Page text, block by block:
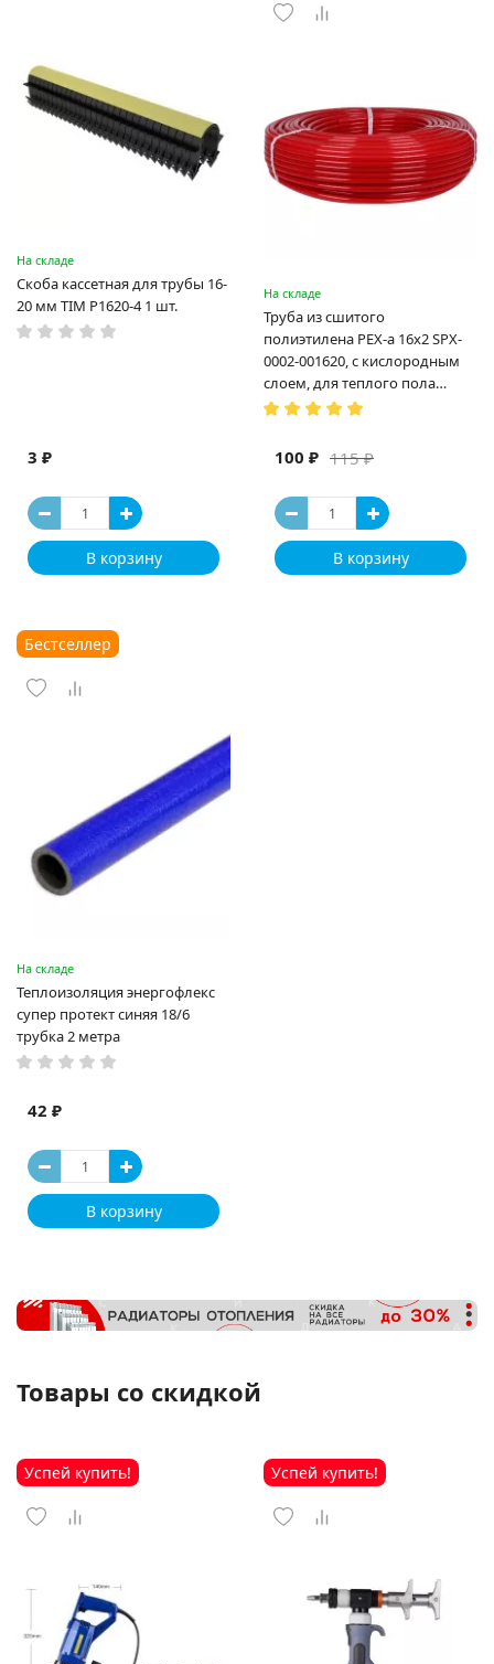
На складе
Скоба кассетная для трубы 16-
20 мм TIM P1620-4 1 шт.
3 ₽
В корзину
На складе
Труба из сшитого
полиэтилена PEX-a 16х2 SPX-
0002-001620, с кислородным
слоем, для теплого пола
(Испания)
115 ₽
100 ₽
В корзину
Бестселлер
На складе
Теплоизоляция энергофлекс
супер протект синяя 18/6
трубка 2 метра
42 ₽
В корзину
Товары со скидкой
Успей купить! Успей купить!